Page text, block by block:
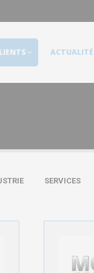
SERVICES
ACTUALITÉS